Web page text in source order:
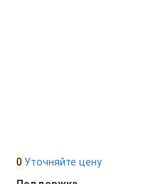
0 Уточняйте цену